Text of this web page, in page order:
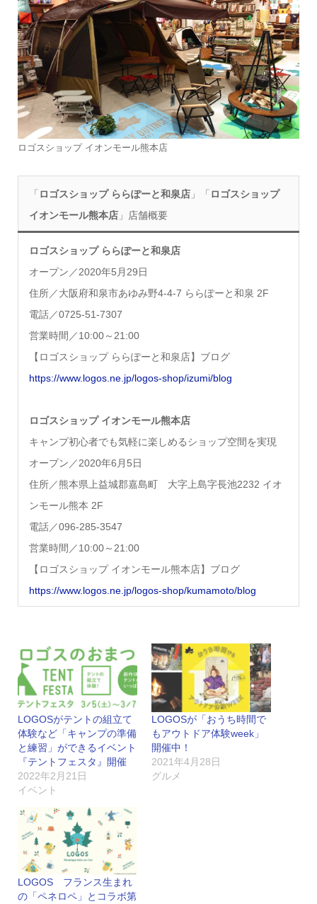
ロゴスショップ イオンモール熊本店
「 ロゴスショップ ららぽーと和泉店」「 ロゴスショップ
イオンモール熊本店」店舗概要
ロゴスショップ ららぽーと和泉店
オープン／2020年5月29日
住所／大阪府和泉市あゆみ野4-4-7 ららぽーと和泉 2F
電話／0725-51-7307
営業時間／10:00～21:00
【ロゴスショップ ららぽーと和泉店】ブログ
https://www.logos.ne.jp/logos-shop/izumi/blog
ロゴスショップ イオンモール熊本店
キャンプ初心者でも気軽に楽しめるショップ空間を実現
オープン／2020年6月5日
住所／熊本県上益城郡嘉島町 大字上島字長池2232 イオ
ンモール熊本 2F
電話／096-285-3547
営業時間／10:00～21:00
【ロゴスショップ イオンモール熊本店】ブログ
https://www.logos.ne.jp/logos-shop/kumamoto/blog
LOGOSがテントの組⽴て
体験など「キャンプの準備
と練習」ができるイベント
『テントフェスタ』開催
2022年2月21日
イベント
LOGOSが「おうち時間で
もアウトドア体験week」
開催中！
2021年4月28日
グルメ
LOGOS フランス生まれ
の「ペネロペ」とコラボ第